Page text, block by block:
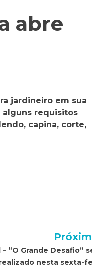
abre
jardineiro em sua
alguns requisitos
capina, corte,
“O Grande Desafio”
realizado nesta sexta-